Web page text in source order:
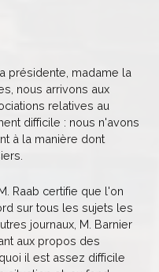
présidente, madame la
nous arrivons aux
relatives au
difficile : nous n'avons
à la manière dont
Raab certifie que l'on
sur tous les sujets les
journaux, M. Barnier
aux propos des
il est assez difficile